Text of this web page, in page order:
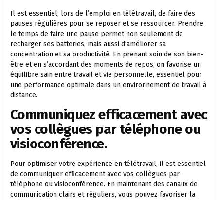
Il est essentiel, lors de l’emploi en télétravail, de faire des
pauses régulières pour se reposer et se ressourcer. Prendre
le temps de faire une pause permet non seulement de
recharger ses batteries, mais aussi d’améliorer sa
concentration et sa productivité. En prenant soin de son bien-
être et en s’accordant des moments de repos, on favorise un
équilibre sain entre travail et vie personnelle, essentiel pour
une performance optimale dans un environnement de travail à
distance.
Communiquez efficacement avec
vos collègues par téléphone ou
visioconférence.
Pour optimiser votre expérience en télétravail, il est essentiel
de communiquer efficacement avec vos collègues par
téléphone ou visioconférence. En maintenant des canaux de
communication clairs et réguliers, vous pouvez favoriser la